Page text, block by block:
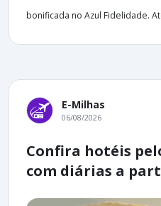
bonificada no Azul Fidelidade.
E-Milhas
06/08/2026
Confira hotéis
com diárias a